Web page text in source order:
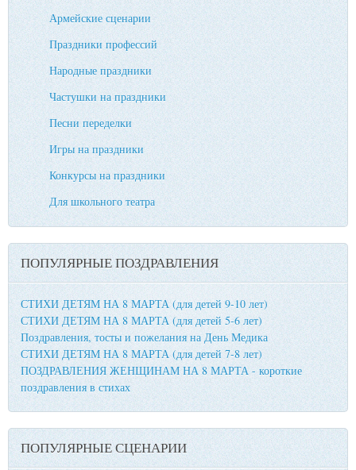
Армейские сценарии
Праздники профессий
Народные праздники
Частушки на праздники
Песни переделки
Игры на праздники
Конкурсы на праздники
Для школьного театра
ПОПУЛЯРНЫЕ ПОЗДРАВЛЕНИЯ
СТИХИ ДЕТЯМ НА 8 МАРТА (для детей 9-10 лет)
СТИХИ ДЕТЯМ НА 8 МАРТА (для детей 5-6 лет)
Поздравления, тосты и пожелания на День Медика
СТИХИ ДЕТЯМ НА 8 МАРТА (для детей 7-8 лет)
ПОЗДРАВЛЕНИЯ ЖЕНЩИНАМ НА 8 МАРТА - короткие
поздравления в стихах
ПОПУЛЯРНЫЕ СЦЕНАРИИ